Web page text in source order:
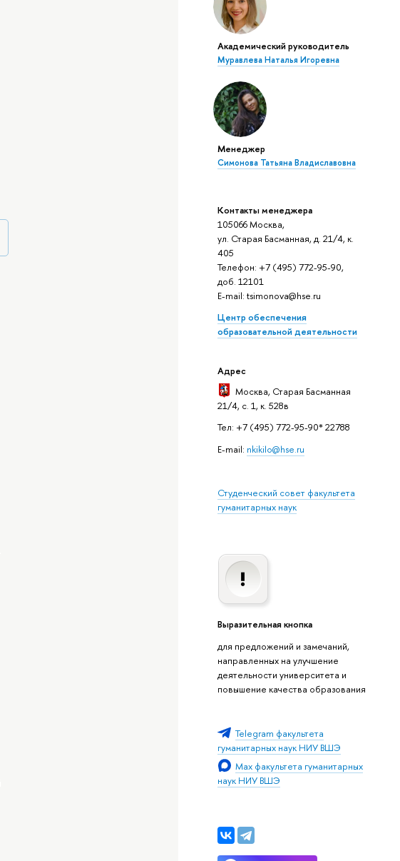
Академический руководитель
Муравлева Наталья Игоревна
Менеджер
Симонова Татьяна Владиславовна
Контакты менеджера
105066 Москва,
ул. Старая Басманная, д. 21/4, к.
405
Телефон: +7 (495) 772-95-90,
доб. 12101
E-mail: tsimonova@hse.ru
Центр обеспечения
образовательной деятельности
Адрес
Москва, Старая Басманная
21/4, с. 1, к. 528в
Тел: +7 (495) 772-95-90* 22788
E-mail: nkikilo@hse.ru
Студенческий совет факультета
гуманитарных наук
Выразительная кнопка
для предложений и замечаний,
направленных на улучшение
деятельности университета и
повышение качества образования
Telegram факультета
гуманитарных наук НИУ ВШЭ
Max факультета гуманитарных
наук НИУ ВШЭ